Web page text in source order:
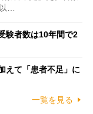
…
験者数は10年間で2
えて「患者不足」に
一覧を見る